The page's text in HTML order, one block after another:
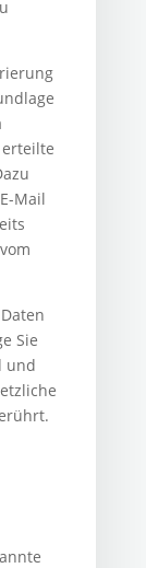
erteilte
Mail
Sie
und